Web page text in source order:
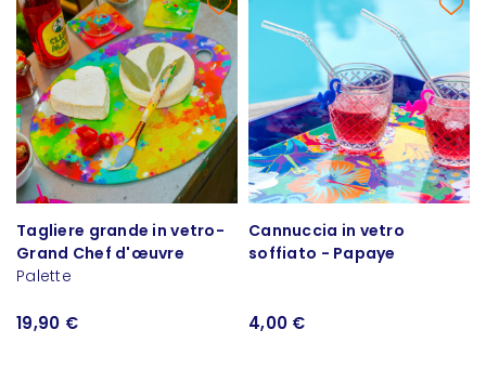
Tagliere grande in vetro-
Grand Chef d'œuvre
Palette
19,90 €
Cannuccia in vetro
soffiato - Papaye
4,00 €